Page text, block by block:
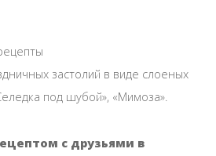
застолий в виде слоеных
под шубой», «Мимоза».
с друзьями в